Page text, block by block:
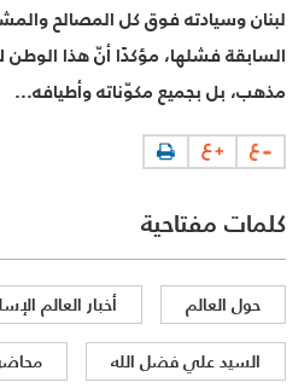
لبنان وسيادته فوق كل المصالح
السابقة فشلها، مؤكدًا أنّ هذا الوطن
مذهب، بل بجميع مكوّناته وأطيافه...
كلمات مفتاحية
حول العالم
أخبار العالم
السيد علي فضل الله